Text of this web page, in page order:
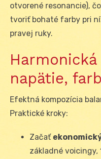
otvorené resonancie),
tvoriť bohaté farby pri
pravej ruky.
napätie,
Efektná kompozícia
Praktické kroky:
Začať
základné